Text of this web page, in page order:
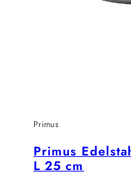
Primus
Primus
L 25 cm